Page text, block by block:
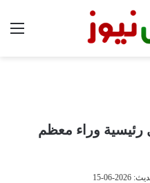
وراء معظم
06-15